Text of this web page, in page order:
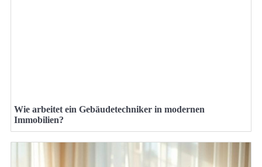
Wie arbeitet ein Gebäudetechniker in modernen
Immobilien?